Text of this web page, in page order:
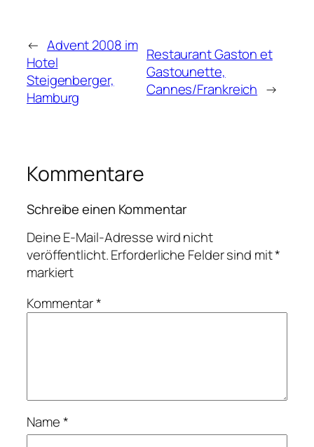
← Advent 2008 im
Hotel
Steigenberger,
Hamburg
Restaurant Gaston et
Gastounette,
Cannes/Frankreich →
Kommentare
Schreibe einen Kommentar
Deine E-Mail-Adresse wird nicht
veröffentlicht.Erforderliche Felder sind mit*
markiert
Kommentar*
Name*